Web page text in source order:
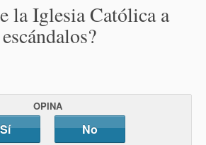
la Iglesia Católica a
OPINA
Sí No